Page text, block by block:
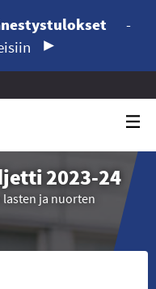
-
2023-24
ja nuorten